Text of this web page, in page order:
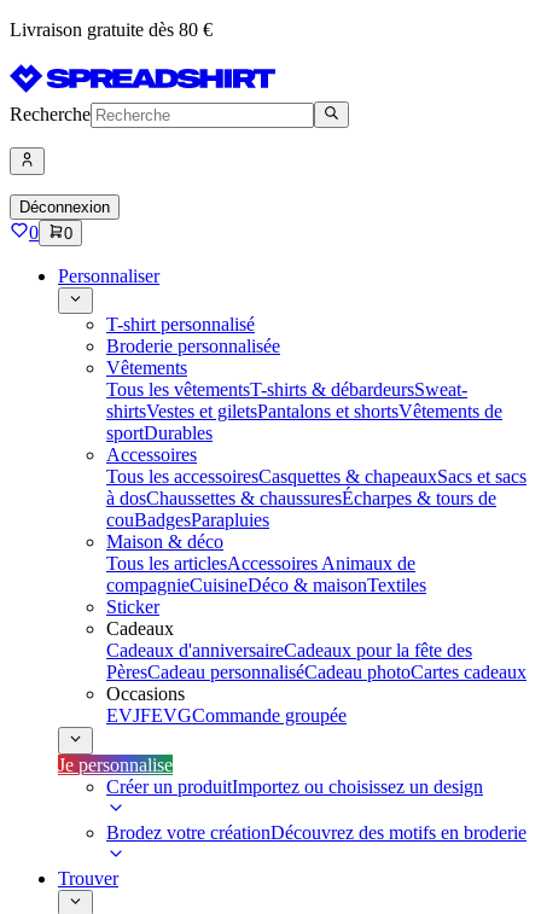
Livraison gratuite dès 80 €
Recherche
Déconnexion
0 0
Personnaliser
T-shirt personnalisé
Broderie personnalisée
Vêtements
Tous les vêtementsT-shirts & débardeursSweat-
shirtsVestes et giletsPantalons et shortsVêtements de
sportDurables
Accessoires
Tous les accessoiresCasquettes & chapeauxSacs et sacs
à dosChaussettes & chaussuresÉcharpes & tours de
couBadgesParapluies
Maison & déco
Tous les articlesAccessoires Animaux de
compagnieCuisineDéco & maisonTextiles
Sticker
Cadeaux
Cadeaux d'anniversaireCadeaux pour la fête des
PèresCadeau personnaliséCadeau photoCartes cadeaux
Occasions
EVJFEVGCommande groupée
Je personnalise
Créer un produitImportez ou choisissez un design
Brodez votre créationDécouvrez des motifs en broderie
Trouver